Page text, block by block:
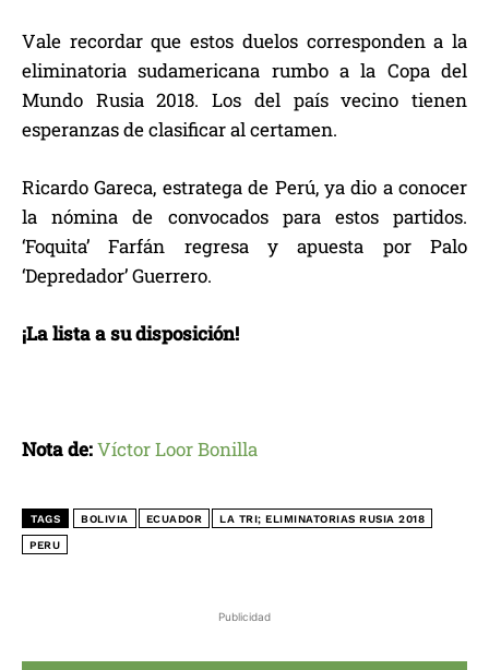
Publicidad
Vale recordar que estos duelos corresponden a la
eliminatoria sudamericana rumbo a la Copa del
Mundo Rusia 2018. Los del país vecino tienen
esperanzas de clasificar al certamen.
Ricardo Gareca, estratega de Perú, ya dio a conocer
la nómina de convocados para estos partidos.
‘Foquita’ Farfán regresa y apuesta por Palo
‘Depredador’ Guerrero.
¡La lista a su disposición!
Nota de:Víctor Loor Bonilla
TAGS BOLIVIA ECUADOR LA TRI; ELIMINATORIAS RUSIA 2018
PERU